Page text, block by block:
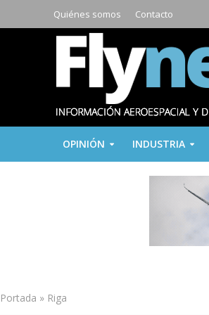
Quiénes somos Contacto
OPINIÓN INDUSTRIA
Portada » Riga